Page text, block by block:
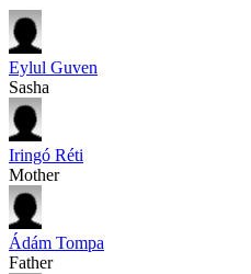
Eylul Guven
Sasha
Iringó Réti
Mother
Ádám Tompa
Father